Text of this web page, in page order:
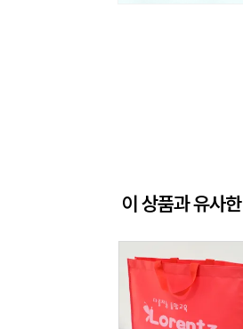
이 상품과 유사한